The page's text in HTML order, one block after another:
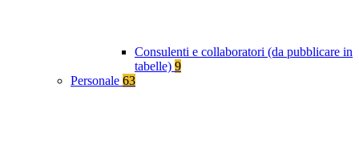
Consulenti e collaboratori (da pubblicare in
tabelle) 9
Personale 63